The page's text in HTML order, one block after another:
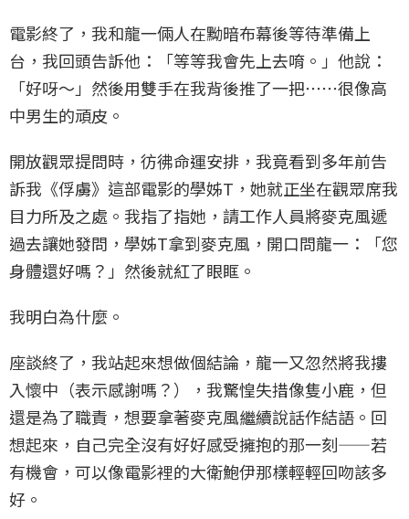
電影終了，我和龍一倆人在黝暗布幕後等待準備上
台，我回頭告訴他：「等等我會先上去唷。」他說：
「好呀～」然後用雙手在我背後推了一把⋯⋯很像高
中男生的頑皮。
開放觀眾提問時，彷彿命運安排，我竟看到多年前告
訴我《俘虜》這部電影的學姊T，她就正坐在觀眾席我
目力所及之處。我指了指她，請工作人員將麥克風遞
過去讓她發問，學姊T拿到麥克風，開口問龍一：「您
身體還好嗎？」然後就紅了眼眶。
我明白為什麼。
座談終了，我站起來想做個結論，龍一又忽然將我摟
入懷中（表示感謝嗎？），我驚惶失措像隻小鹿，但
還是為了職責，想要拿著麥克風繼續說話作結語。回
想起來，自己完全沒有好好感受擁抱的那一刻——若
有機會，可以像電影裡的大衛鮑伊那樣輕輕回吻該多
好。